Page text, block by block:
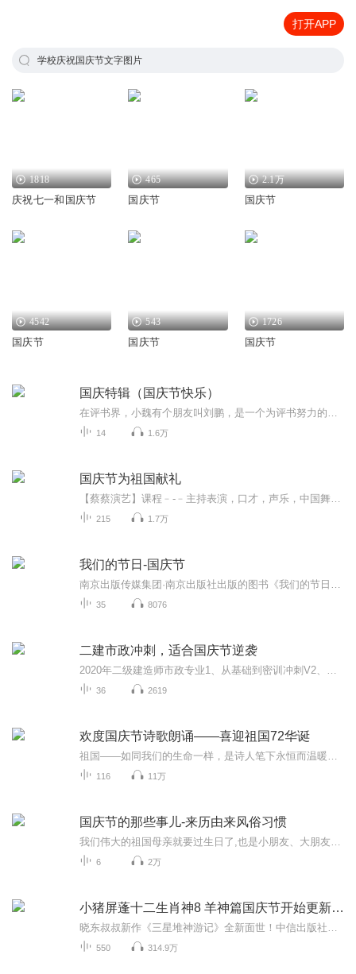
打开APP
学校庆祝国庆节文字图片
1818
庆祝七一和国庆节
465
国庆节
2.1万
国庆节
4542
国庆节
543
国庆节
1726
国庆节
国庆特辑（国庆节快乐）
14 1.6万
国庆节为祖国献礼
215 1.7万
我们的节日-国庆节
35 8076
二建市政冲刺，适合国庆节逆袭
36 2619
欢度国庆节诗歌朗诵——喜迎祖国72华诞
116 11万
国庆节的那些事儿-来历由来风俗习惯
6 2万
小猪屏蓬十二生肖神8 羊神篇国庆节开始更新啦！
550 314.9万